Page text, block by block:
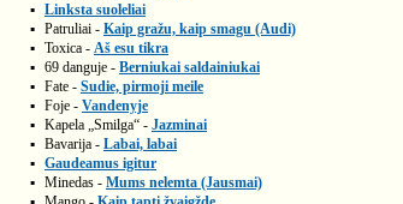
▪ Linksta suoleliai
▪ Patruliai - Kaip gražu, kaip smagu (Audi)
▪ Toxica - Aš esu tikra
▪ 69 danguje - Berniukai saldainiukai
▪ Fate - Sudie, pirmoji meile
▪ Foje - Vandenyje
▪ Kapela „Smilga“ - Jazminai
▪ Bavarija - Labai, labai
▪ Gaudeamus igitur
▪ Minedas - Mums nelemta (Jausmai)